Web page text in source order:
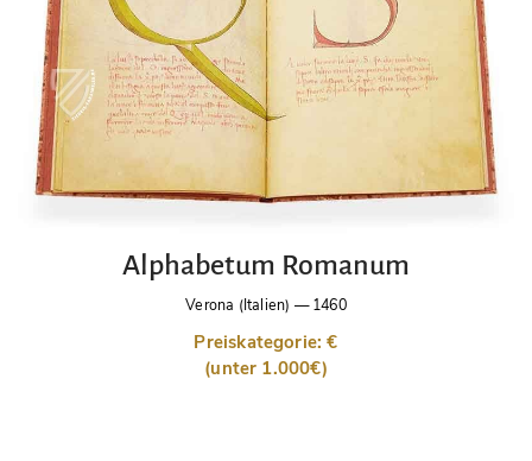
Alphabetum Romanum
Verona (Italien) —1460
Preiskategorie: €
(unter 1.000€)